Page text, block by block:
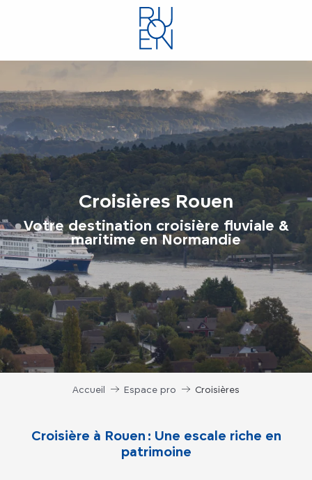
principal
Croisières Rouen
Votre destination croisière fluviale &
maritime en Normandie
Accueil Espace pro Croisières
Croisière à Rouen : Une escale riche en
patrimoine